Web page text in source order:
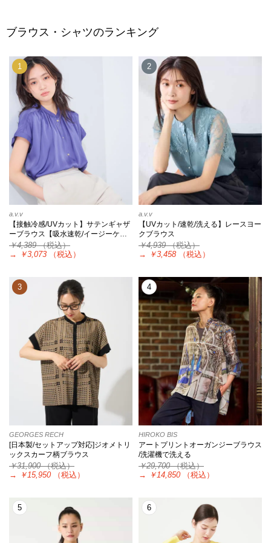
ブラウス・シャツのランキング
1
a.v.v
【接触冷感/UVカット】サテンギャザ
ーブラウス【吸水速乾/イージーケ…
￥4,389（税込）
→
￥3,073 （税込）
2
a.v.v
【UVカット/速乾/洗える】レースヨー
クブラウス
￥4,939（税込）
→
￥3,458 （税込）
3
GEORGES RECH
[日本製/セットアップ対応]ジオメトリ
ックスカーフ柄ブラウス
￥31,900（税込）
→
￥15,950 （税込）
4
HIROKO BIS
アートプリントオーガンジーブラウス
/洗濯機で洗える
￥29,700（税込）
→
￥14,850 （税込）
5 6